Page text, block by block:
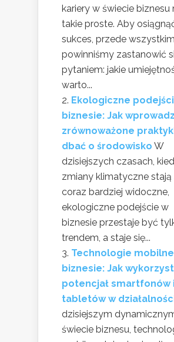
kariery w świecie biznesu
takie proste. Aby
sukces, przede wszystkim
powinniśmy zastanowić
pytaniem: jakie
warto...
Ekologiczne
biznesie: Jak
zrównoważone
dbać o środowisko W
dzisiejszych czasach,
zmiany klimatyczne stają
coraz bardziej widoczne,
ekologiczne podejście w
biznesie przestaje być
trendem, a staje się...
Technologie
biznesie: Jak
potencjał smartfonów
tabletów w
dzisiejszym
świecie biznesu,